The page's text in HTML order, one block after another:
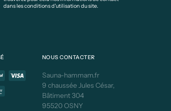
dans les conditions d'utilisation du site.
NOUS CONTACTER
Sauna-hammam.fr
9 chaussée Jules César,
Bâtiment 304
95520 OSNY